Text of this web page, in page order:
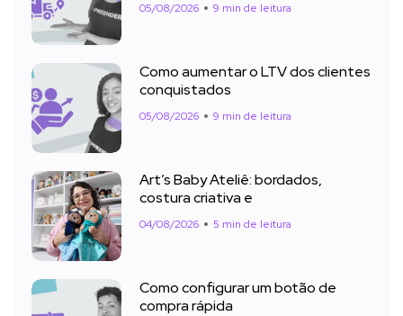
05/08/2026 9 min de leitura
Como aumentar o LTV dos clientes
conquistados
05/08/2026 9 min de leitura
Art’s Baby Ateliê: bordados,
costura criativa e
04/08/2026 5 min de leitura
Como configurar um botão de
compra rápida